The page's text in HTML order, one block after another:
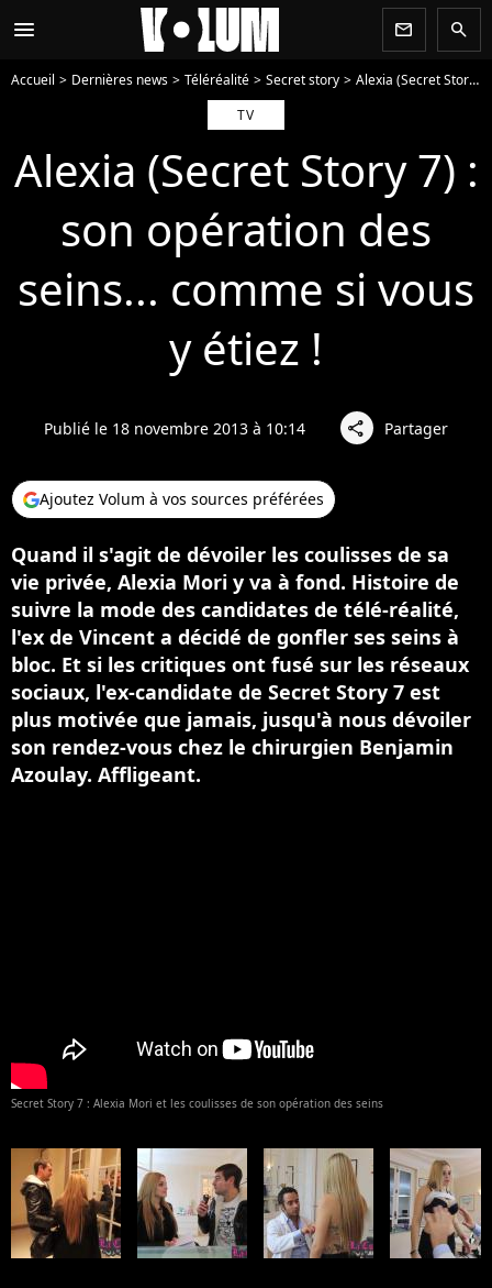
menu newsletter search
Accueil Dernières news Téléréalité Secret story
Alexia (Secret Story 7) : son opération des seins... comme si vous y étiez !
TV
Alexia (Secret Story 7) :
son opération des
seins... comme si vous
y étiez !
Publié le 18 novembre 2013 à 10:14 share Partager
Ajoutez Volum à vos sources préférées
Quand il s'agit de dévoiler les coulisses de sa
vie privée, Alexia Mori y va à fond. Histoire de
suivre la mode des candidates de télé-réalité,
l'ex de Vincent a décidé de gonfler ses seins à
bloc. Et si les critiques ont fusé sur les réseaux
sociaux, l'ex-candidate de Secret Story 7 est
plus motivée que jamais, jusqu'à nous dévoiler
son rendez-vous chez le chirurgien Benjamin
Azoulay. Affligeant.
Secret Story 7 : Alexia Mori et les coulisses de son opération des seins